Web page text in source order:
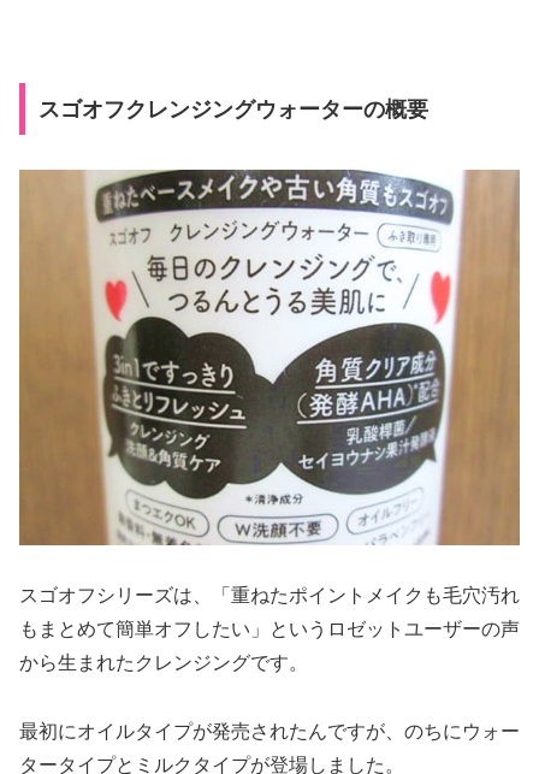
スゴオフクレンジングウォーターの概要
スゴオフシリーズは、「重ねたポイントメイクも毛穴汚れ
もまとめて簡単オフしたい」というロゼットユーザーの声
から生まれたクレンジングです。
最初にオイルタイプが発売されたんですが、のちにウォー
タータイプとミルクタイプが登場しました。